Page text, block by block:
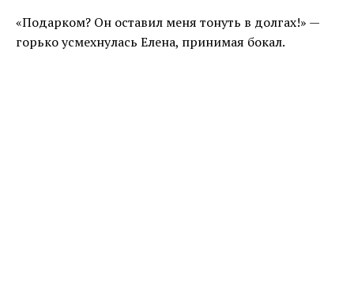
«Подарком? Он оставил меня тонуть в долгах!» —
горько усмехнулась Елена, принимая бокал.